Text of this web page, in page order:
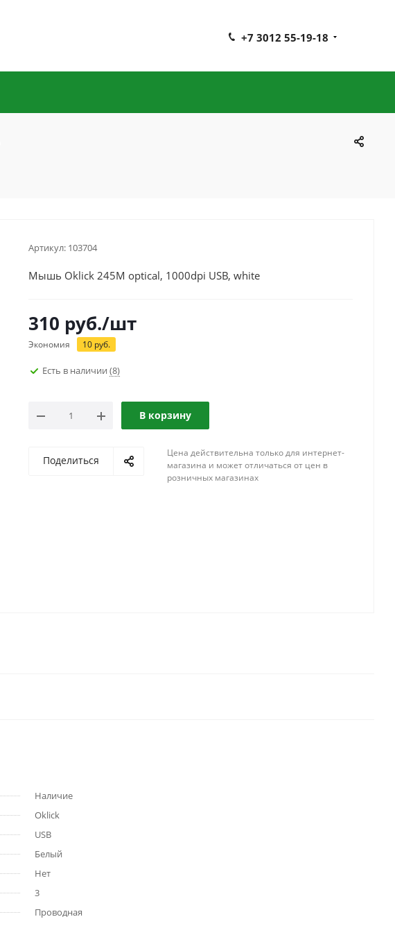
+7 3012 55-19-18
Артикул: 103704
Мышь Oklick 245M оptical, 1000dpi USB, white
310 руб./шт
Экономия 10 руб.
Есть в наличии (8)
В корзину
Поделиться
Цена действительна только для интернет-
магазина и может отличаться от цен в
розничных магазинах
Наличие
Oklick
USB
Белый
Нет
3
Проводная